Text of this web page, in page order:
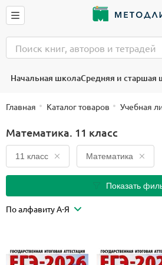
Начальная школаСредняя и старшая
Главная Каталог товаров Учебная
Математика. 11 класс
11 класс Математика
Показать
По алфавиту А-Я